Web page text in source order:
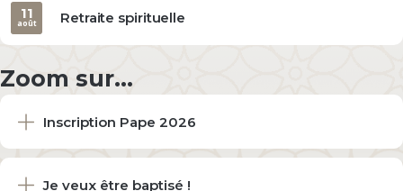
Retraite spirituelle
11
août
Zoom sur...
Inscription Pape 2026
Je veux être baptisé !